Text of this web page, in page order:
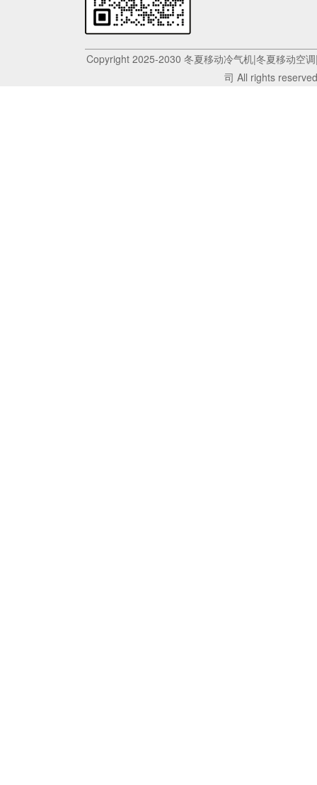
Copyright 2025-2030 冬夏移动冷气机|冬夏移动空
司 All rights